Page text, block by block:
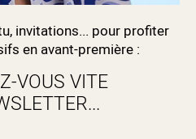
invitations... pour profiter
en avant-première :
VOUS VITE